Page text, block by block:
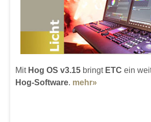
Mit Hog OS v3.15 bringt ETC ein
Hog-Software. mehr»